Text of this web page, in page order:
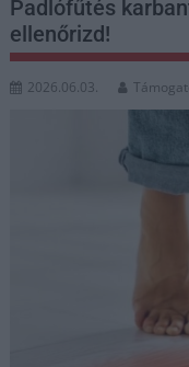
Padlófűtés
ellenőrizd!
2026.06.03.